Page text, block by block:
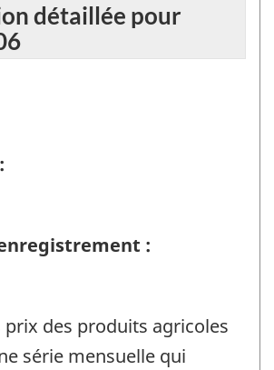
détaillée pour
:
prix des produits agricoles
série mensuelle qui